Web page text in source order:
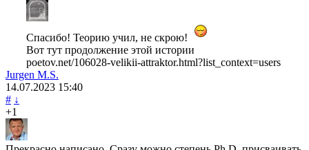
Спасибо! Теорию учил, не скрою!
Вот тут продолжение этой истории
poetov.net/106028-velikii-attraktor.html?list_context=users
Jurgen M.S.
14.07.2023 15:40
# ↓
+1